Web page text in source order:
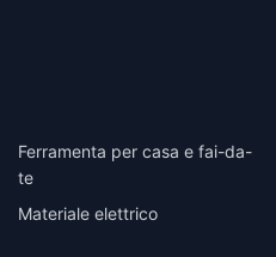
Ferramenta per casa e fai-da-
te
Materiale elettrico